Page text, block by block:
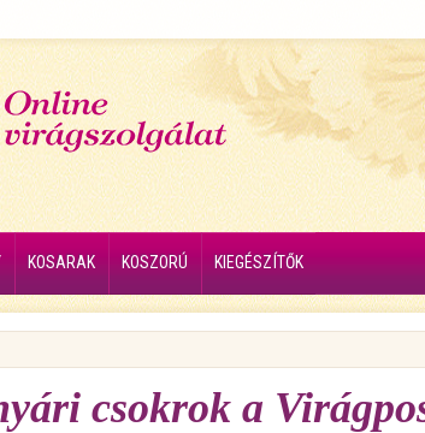
KOSARAK KOSZORÚ KIEGÉSZÍTŐK
csokrok a